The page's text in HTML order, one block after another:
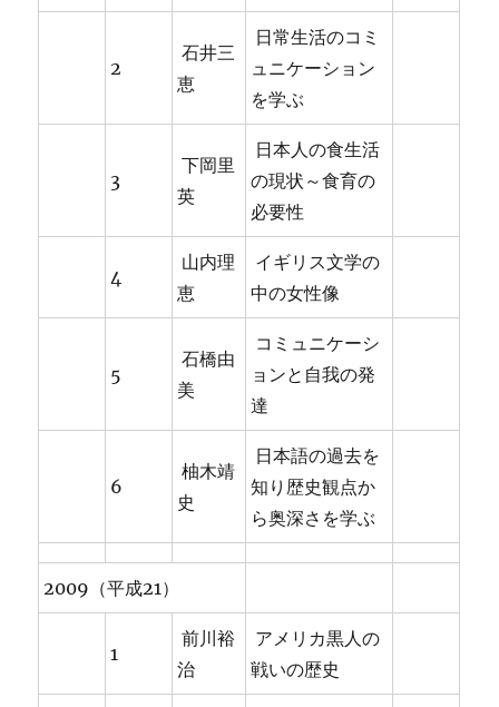
2
石井三
恵
日常生活のコミ
ュニケーション
を学ぶ
3
下岡里
英
日本人の食生活
の現状～食育の
必要性
4
山内理
恵
イギリス文学の
中の女性像
5
石橋由
美
コミュニケーシ
ョンと自我の発
達
6
柚木靖
史
日本語の過去を
知り歴史観点か
ら奥深さを学ぶ
2009（平成21）
1
前川裕
治
アメリカ黒人の
戦いの歴史